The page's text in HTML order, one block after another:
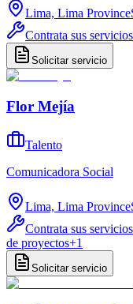
Lima, Lima Province
Contrata sus servicios
Solicitar servicio
Flor Mejía
Talento
Comunicadora Social
Lima, Lima Province
Contrata sus servicios
de proyectos+1
Solicitar servicio